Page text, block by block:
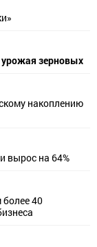
урожая зерновых
накоплению
вырос на 64%
40